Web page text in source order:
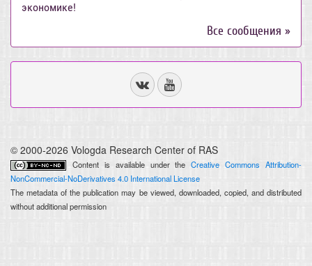
экономике!
Все сообщения »
© 2000-2026 Vologda Research Center of RAS
Content is available under theCreative Commons Attribution-
NonCommercial-NoDerivatives 4.0 International License
The metadata of the publication may be viewed, downloaded, copied, and distributed
without additional permission